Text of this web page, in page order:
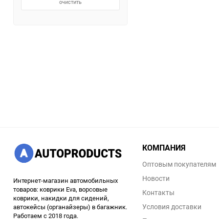
очистить
Интернет-магазин автомобильных
товаров: коврики Eva, ворсовые
коврики, накидки для сидений,
автокейсы (органайзеры) в багажник.
Работаем с 2018 года.
КОМПАНИЯ
Оптовым покупателям
Новости
Контакты
Условия доставки